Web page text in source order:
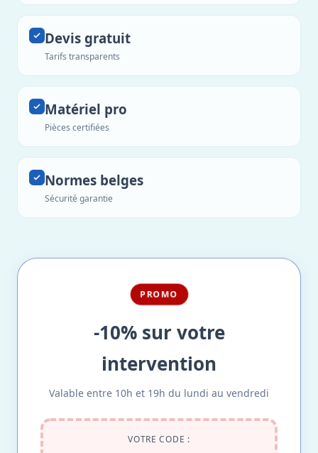
Devis gratuit
Tarifs transparents
Matériel pro
Pièces certifiées
Normes belges
Sécurité garantie
PROMO
-10% sur votre
intervention
Valable entre 10h et 19h du lundi au vendredi
VOTRE CODE :